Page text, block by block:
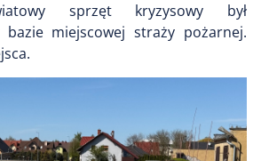
sprzęt kryzysowy był
bazie miejscowej straży pożarnej.